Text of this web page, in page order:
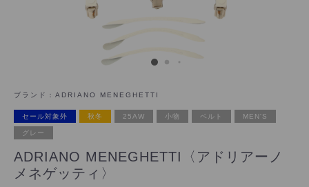
ブランド： ADRIANO MENEGHETTI
セール対象外 秋冬 25AW 小物 ベルト MEN'S
グレー
ADRIANO MENEGHETTI〈アドリアーノ
メネゲッティ〉